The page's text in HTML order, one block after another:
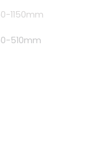
1150mm
510mm